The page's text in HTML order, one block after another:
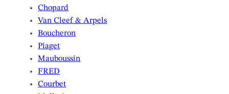
Chopard
Van Cleef & Arpels
Boucheron
Piaget
Mauboussin
FRED
Courbet